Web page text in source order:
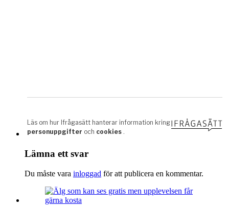
Lämna ett svar
Du måste vara inloggad för att publicera en kommentar.